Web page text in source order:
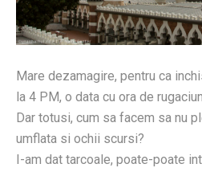
Mare dezamagire, pentru ca
la 4 PM, o data cu ora de
Dar totusi, cum sa facem sa nu
umflata si ochii scursi?
I-am dat tarcoale, poate-poate